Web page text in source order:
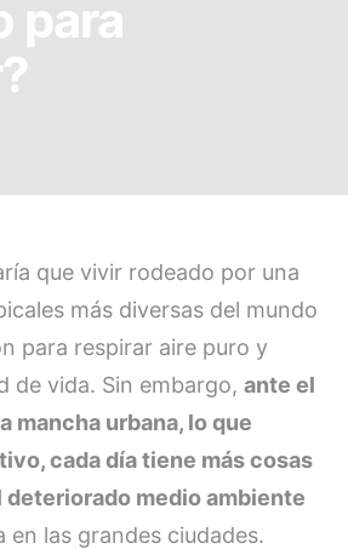
para
que vivir rodeado por una
más diversas del mundo
para respirar aire puro y
de vida. Sin embargo, ante el
mancha urbana, lo que
cada día tiene más cosas
deteriorado medio ambiente
en las grandes ciudades.